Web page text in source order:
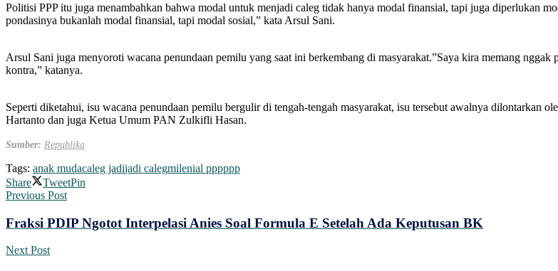
Politisi PPP itu juga menambahkan bahwa modal untuk menjadi caleg tidak hanya modal finansial, tapi juga diperlukan
pondasinya bukanlah modal finansial, tapi modal sosial,” kata Arsul Sani.
Arsul Sani juga menyoroti wacana penundaan pemilu yang saat ini berkembang di masyarakat.”Saya kira memang
kontra,” katanya.
Seperti diketahui, isu wacana penundaan pemilu bergulir di tengah-tengah masyarakat, isu tersebut awalnya
Hartanto dan juga Ketua Umum PAN Zulkifli Hasan.
Sumber: Republika
Tags: anak mudacaleg jadijadi calegmilenial pppppp
Share
TweetPin
Previous Post
Fraksi PDIP Ngotot Interpelasi Anies Soal Formula E Setelah Ada Keputusan BK
Next Post